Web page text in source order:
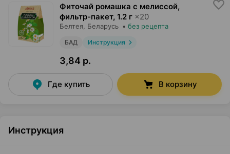
Фиточай ромашка с мелиссой,
фильтр-пакет, 1.2 г ×20
Белтея , Беларусь • без рецепта
БАД Инструкция
3,84 р.
Где купить В корзину
Инструкция